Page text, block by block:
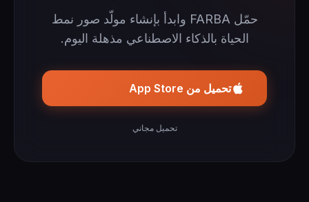
حمّل FARBA وابدأ بإنشاء مولّد صور نمط
الحياة بالذكاء الاصطناعي مذهلة اليوم.
تحميل من App Store
تحميل مجاني